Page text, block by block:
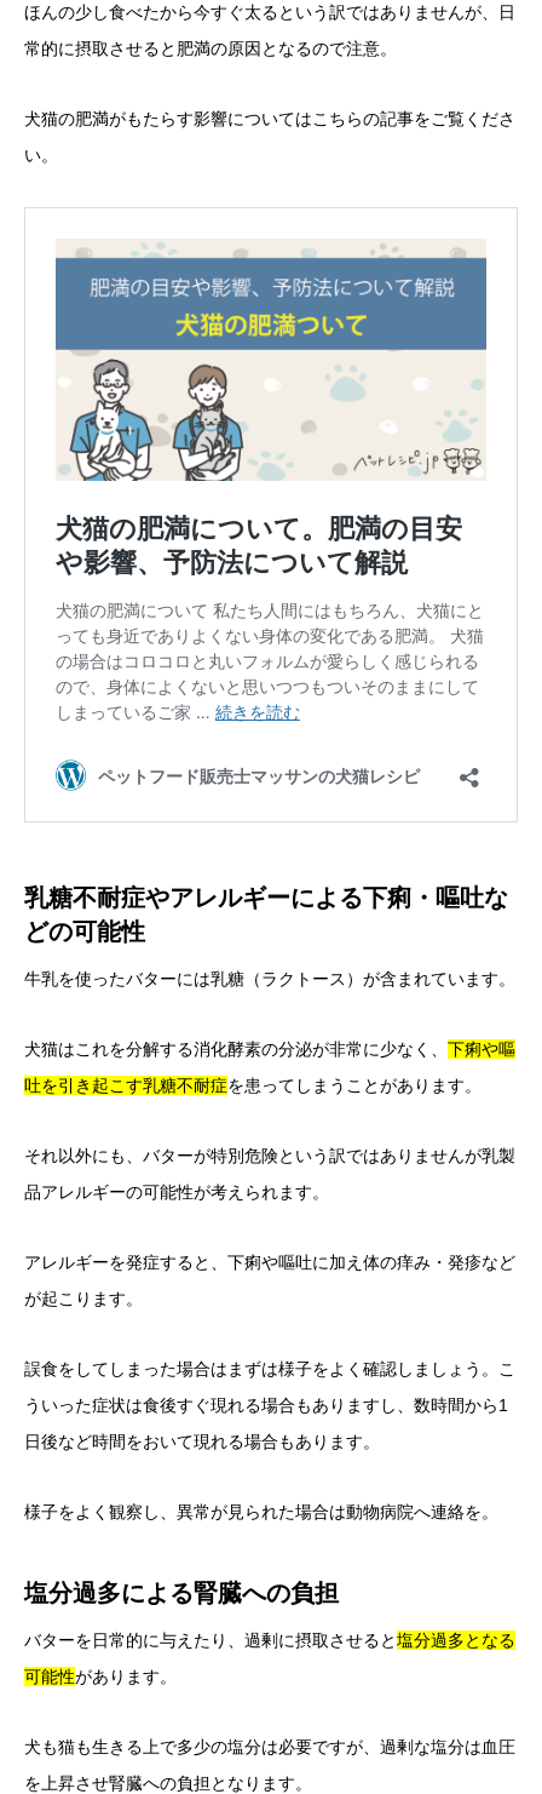
ほんの少し食べたから今すぐ太るという訳ではありませんが、日
常的に摂取させると肥満の原因となるので注意。
犬猫の肥満がもたらす影響についてはこちらの記事をご覧くださ
い。
乳糖不耐症やアレルギーによる下痢・嘔吐な
どの可能性
牛乳を使ったバターには乳糖（ラクトース）が含まれています。
犬猫はこれを分解する消化酵素の分泌が非常に少なく、 下痢や嘔
吐を引き起こす乳糖不耐症を患ってしまうことがあります。
それ以外にも、バターが特別危険という訳ではありませんが乳製
品アレルギーの可能性が考えられます。
アレルギーを発症すると、下痢や嘔吐に加え体の痒み・発疹など
が起こります。
誤食をしてしまった場合はまずは様子をよく確認しましょう。こ
ういった症状は食後すぐ現れる場合もありますし、数時間から1
日後など時間をおいて現れる場合もあります。
様子をよく観察し、異常が見られた場合は動物病院へ連絡を。
塩分過多による腎臓への負担
バターを日常的に与えたり、過剰に摂取させると塩分過多となる
可能性があります。
犬も猫も生きる上で多少の塩分は必要ですが、過剰な塩分は血圧
を上昇させ腎臓への負担となります。